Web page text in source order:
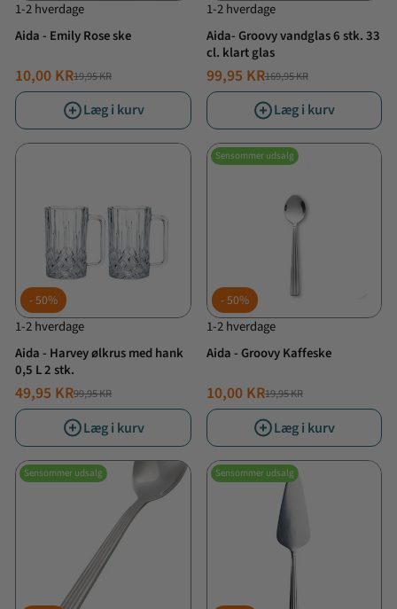
1-2 hverdage
Aida - Emily Rose ske
NORMALPRIS
19,95 KR
TILBUDSPRIS
10,00 KR
Læg i kurv
1-2 hverdage
Aida- Groovy vandglas 6 stk. 33
cl. klart glas
NORMALPRIS
169,95 KR
TILBUDSPRIS
99,95 KR
Læg i kurv
50%
1-2 hverdage
Aida - Harvey ølkrus med hank
0,5 L 2 stk.
NORMALPRIS
99,95 KR
TILBUDSPRIS
49,95 KR
Læg i kurv
Sensommer udsalg
50%
1-2 hverdage
Aida - Groovy Kaffeske
NORMALPRIS
19,95 KR
TILBUDSPRIS
10,00 KR
Læg i kurv
Sensommer udsalg Sensommer udsalg